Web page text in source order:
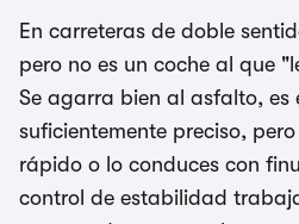
En carreteras de doble
pero no es un coche al que
Se agarra bien al asfalto, es
suficientemente preciso,
rápido o lo conduces con
control de estabilidad